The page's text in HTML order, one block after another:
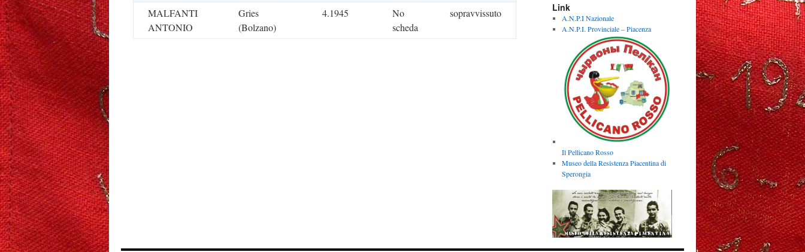
MALFANTI
ANTONIO
Gries
(Bolzano)
4.1945
No
scheda
sopravvissuto Link
A.N.P.I Nazionale
A.N.P.I. Provinciale – Piacenza
Il Pellicano Rosso
Museo della Resistenza Piacentina di
Sperongia